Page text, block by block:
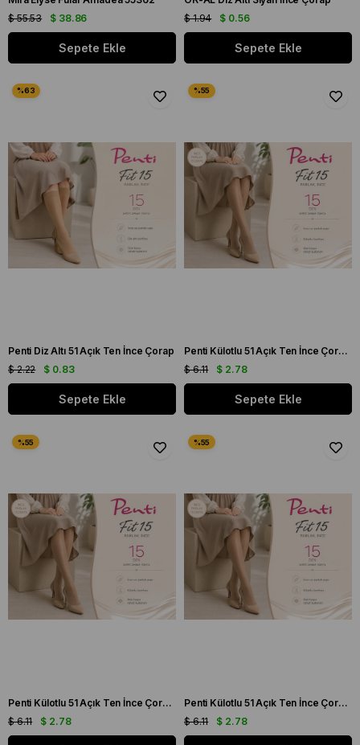
$ 38.86
$ 55.53
Sepete Ekle
$ 0.56
$ 1.94
Sepete Ekle
Penti Diz Altı 51 Açık Ten İnce Çorap
$ 0.83
$ 2.22
Sepete Ekle
Penti Külotlu 51 Açık Ten İnce Çorap Large Beden
$ 2.78
$ 6.11
Sepete Ekle
Penti Külotlu 51 Açık Ten İnce Çorap Medium Beden
$ 2.78
$ 6.11
Penti Külotlu 51 Açık Ten İnce Çorap Small Beden
$ 2.78
$ 6.11